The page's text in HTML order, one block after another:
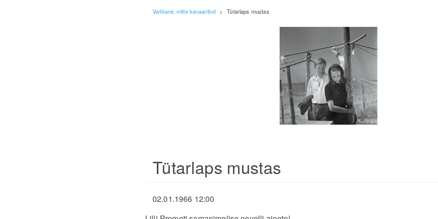
Varblane, mitte kanaarilind > Tütarlaps mustas
Tütarlaps mustas
02.01.1966 12:00